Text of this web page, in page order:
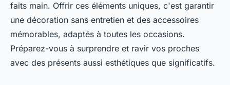
faits main. Offrir ces éléments uniques, c'est garantir
une décoration sans entretien et des accessoires
mémorables, adaptés à toutes les occasions.
Préparez-vous à surprendre et ravir vos proches
avec des présents aussi esthétiques que significatifs.